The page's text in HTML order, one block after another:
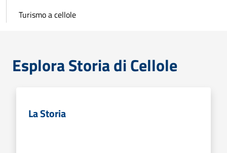
Turismo a cellole
Esplora Storia di Cellole
La Storia